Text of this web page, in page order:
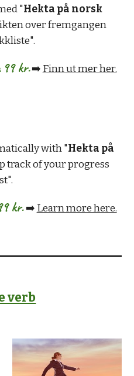
"Hekta på norsk
over fremgangen
kr.➡️ Finn ut mer her.
with "Hekta på
track of your progress
kr. ➡️ Learn more here.
verb